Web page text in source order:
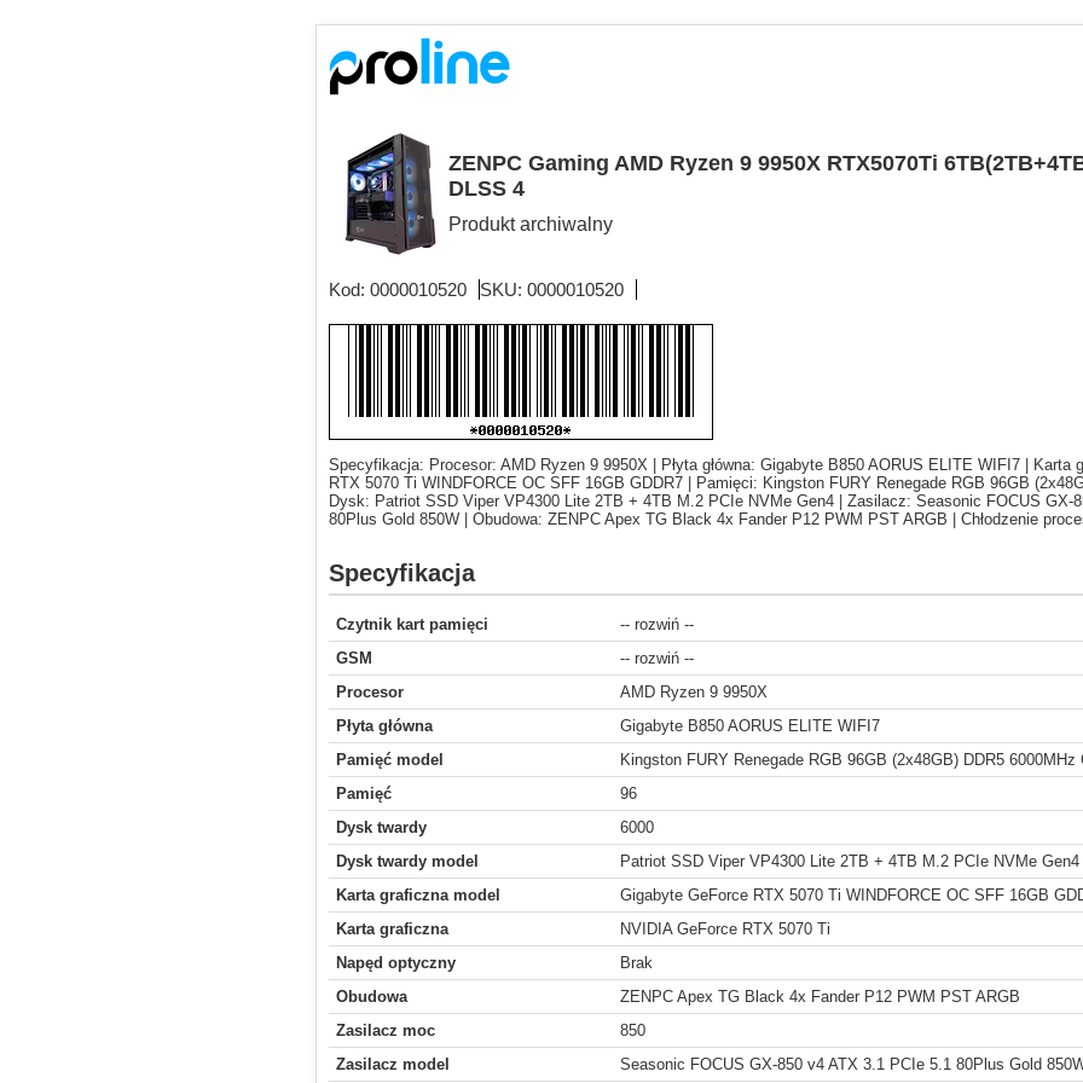
ZENPC Gaming AMD Ryzen 9 9950X RTX5070Ti
DLSS 4
Produkt archiwalny
Kod: 0000010520 SKU: 0000010520
Specyfikacja: Procesor: AMD Ryzen 9 9950X | Płyta główna: Gigabyte B850 AORUS ELITE WIFI7 | Karta
RTX 5070 Ti WINDFORCE OC SFF 16GB GDDR7 | Pamięci: Kingston FURY Renegade RGB 96GB
Dysk: Patriot SSD Viper VP4300 Lite 2TB + 4TB M.2 PCIe NVMe Gen4 | Zasilacz: Seasonic FOCUS GX-
80Plus Gold 850W | Obudowa: ZENPC Apex TG Black 4x Fander P12 PWM PST ARGB | Chłodzenie
Specyfikacja
Czytnik kart pamięci
-- rozwiń --
GSM
-- rozwiń --
Procesor
AMD Ryzen 9 9950X
Płyta główna
Gigabyte B850 AORUS ELITE WIFI7
Pamięć model
Kingston FURY Renegade RGB 96GB (2x48GB) DDR5 6000MHz
Pamięć
96
Dysk twardy
6000
Dysk twardy model
Patriot SSD Viper VP4300 Lite 2TB + 4TB M.2 PCIe NVMe Gen4
Karta graficzna model
Gigabyte GeForce RTX 5070 Ti WINDFORCE OC SFF 16GB
Karta graficzna
NVIDIA GeForce RTX 5070 Ti
Napęd optyczny
Brak
Obudowa
ZENPC Apex TG Black 4x Fander P12 PWM PST ARGB
Zasilacz moc
850
Zasilacz model
Seasonic FOCUS GX-850 v4 ATX 3.1 PCIe 5.1 80Plus Gold